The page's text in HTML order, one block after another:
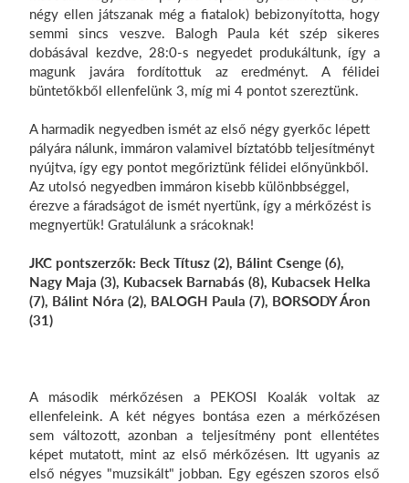
négy ellen játszanak még a fiatalok) bebizonyította, hogy
semmi sincs veszve. Balogh Paula két szép sikeres
dobásával kezdve, 28:0-s negyedet produkáltunk, így a
magunk javára fordítottuk az eredményt. A félidei
büntetőkből ellenfelünk 3, míg mi 4 pontot szereztünk.
A harmadik negyedben ismét az első négy gyerkőc lépett
pályára nálunk, immáron valamivel bíztatóbb teljesítményt
nyújtva, így egy pontot megőriztünk félidei előnyünkből.
Az utolsó negyedben immáron kisebb különbbséggel,
érezve a fáradságot de ismét nyertünk, így a mérkőzést is
megnyertük! Gratulálunk a srácoknak!
JKC pontszerzők: Beck Títusz (2), Bálint Csenge (6),
Nagy Maja (3), Kubacsek Barnabás (8), Kubacsek Helka
(7), Bálint Nóra (2), BALOGH Paula (7), BORSODY Áron
(31)
A második mérkőzésen a PEKOSI Koalák voltak az
ellenfeleink. A két négyes bontása ezen a mérkőzésen
sem változott, azonban a teljesítmény pont ellentétes
képet mutatott, mint az első mérkőzésen. Itt ugyanis az
első négyes "muzsikált" jobban. Egy egészen szoros első